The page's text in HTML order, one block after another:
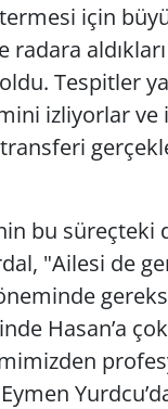
için
radara aldıkları
Tespitler
izliyorlar
bu süreçteki
"Ailesi de
Hasan’a